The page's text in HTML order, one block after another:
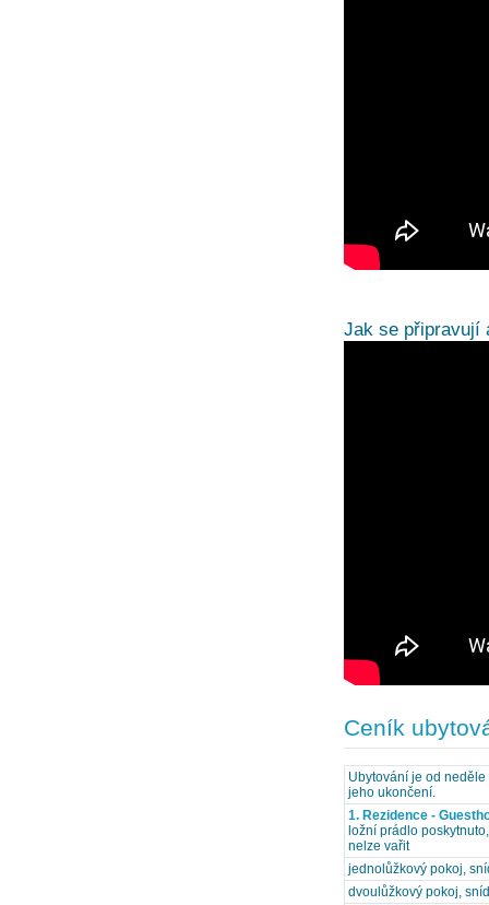
Jak se připravují
Ceník
Ubytování je od
jeho ukončení.
1. Rezidence -
ložní prádlo
nelze vařit
jednolůžkový pokoj,
dvoulůžkový pokoj,